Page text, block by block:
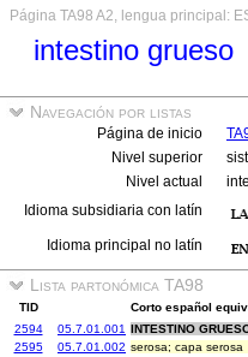
Página TA98 A2, lengua principal:
intestino grueso
Navegación por listas
Página de inicio
Nivel superior
Nivel actual
Idioma subsidiaria con latín
Idioma principal no latín
Lista partonómica TA98
TID
Corto español
2594
05.7.01.001 INTESTINO
2595
05.7.01.002 serosa; capa serosa